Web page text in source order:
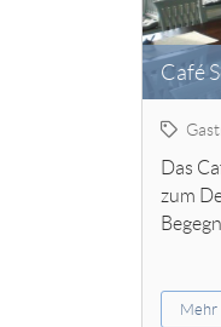
Café
Das
zum
Mehr